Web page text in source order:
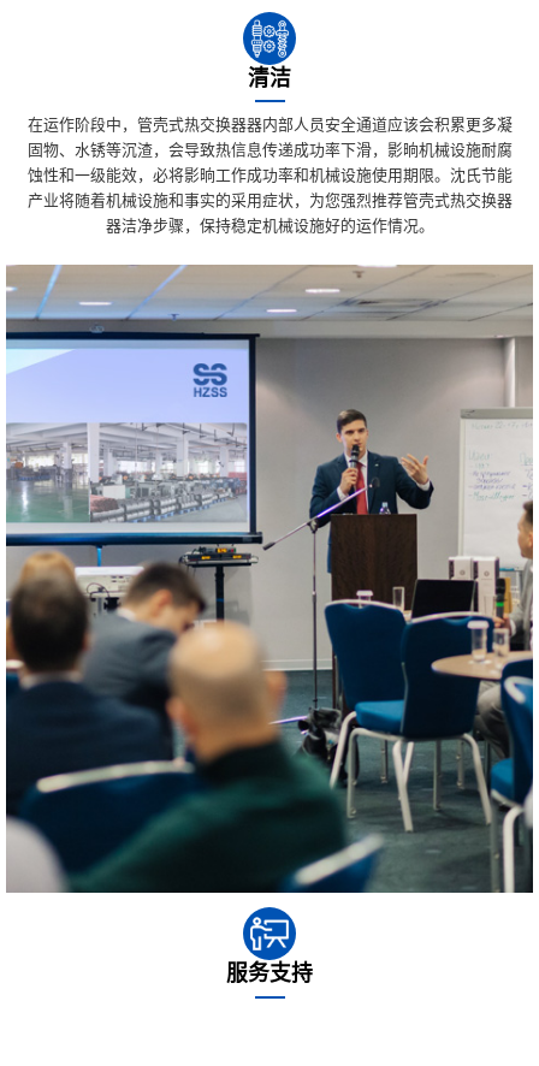
清洁
在运作阶段中，管壳式热交换器器内部人员安全通道应该会积累更多凝
固物、水锈等沉渣，会导致热信息传递成功率下滑，影晌机械设施耐腐
蚀性和一级能效，必将影晌工作成功率和机械设施使用期限。沈氏节能
产业将随着机械设施和事实的采用症状，为您强烈推荐管壳式热交换器
器洁净步骤，保持稳定机械设施好的运作情况。
服务支持